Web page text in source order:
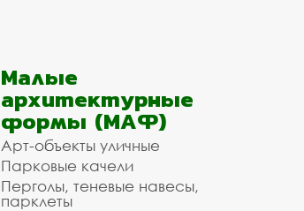
Малые
архитектурные
формы (МАФ)
Арт-объекты уличные
Парковые качели
Перголы, теневые навесы,
парклеты